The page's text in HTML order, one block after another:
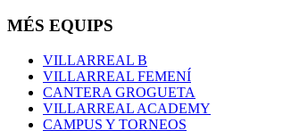
MÉS EQUIPS
VILLARREAL B
VILLARREAL FEMENÍ
CANTERA GROGUETA
VILLARREAL ACADEMY
CAMPUS Y TORNEOS